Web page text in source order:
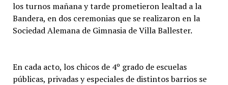
los turnos mañana y tarde prometieron lealtad a la
Bandera, en dos ceremonias que se realizaron en la
Sociedad Alemana de Gimnasia de Villa Ballester.
En cada acto, los chicos de 4º grado de escuelas
públicas, privadas y especiales de distintos barrios se